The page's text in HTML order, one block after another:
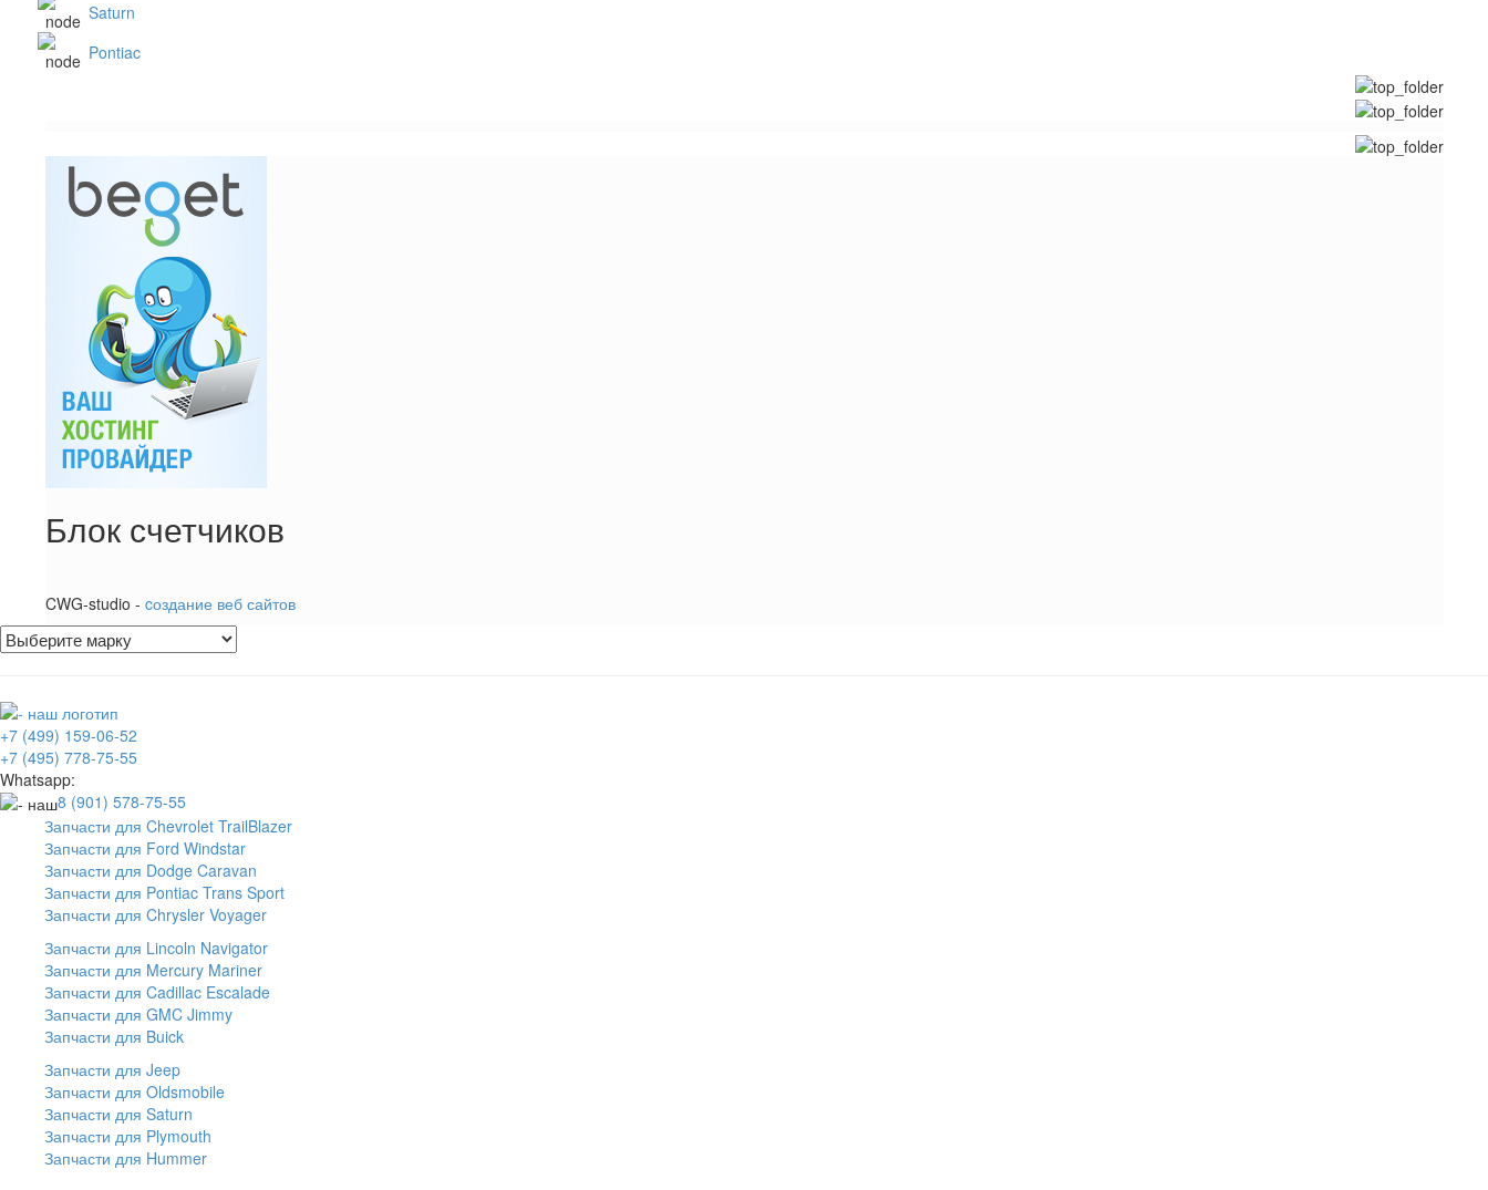
Saturn
Pontiac
Блок счетчиков
CWG-studio - cоздание веб сайтов
+7 (499) 159-06-52
+7 (495) 778-75-55
Whatsapp:
8 (901) 578-75-55
Запчасти для Chevrolet TrailBlazer
Запчасти для Ford Windstar
Запчасти для Dodge Caravan
Запчасти для Pontiac Trans Sport
Запчасти для Chrysler Voyager
Запчасти для Lincoln Navigator
Запчасти для Mercury Mariner
Запчасти для Cadillac Escalade
Запчасти для GMC Jimmy
Запчасти для Buick
Запчасти для Jeep
Запчасти для Oldsmobile
Запчасти для Saturn
Запчасти для Plymouth
Запчасти для Hummer